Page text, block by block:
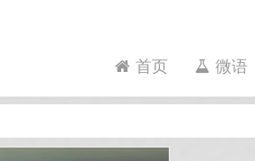
首页 微语